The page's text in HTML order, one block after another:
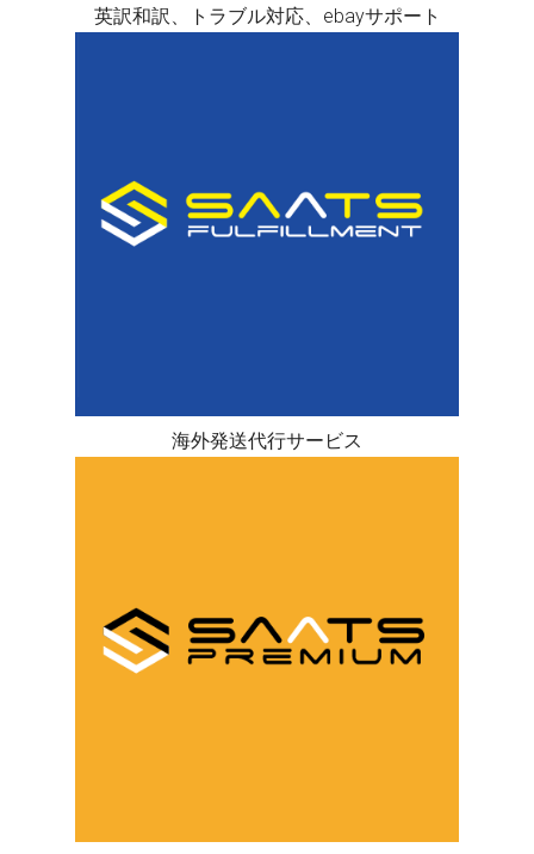
英訳和訳、トラブル対応、ebayサポート
海外発送代行サービス